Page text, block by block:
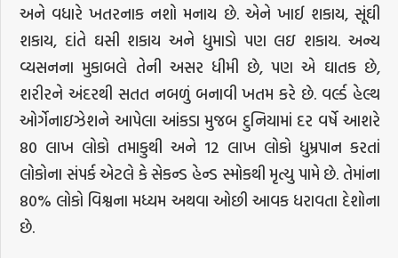
અને વધારે ખતરનાક નશો મનાય છે. એને ખાઈ શકાય, સૂંઘી
શકાય, દાંતે ઘસી શકાય અને ધુમાડો પણ લઇ શકાય. અન્ય
વ્યસનના મુકાબલે તેની અસર ધીમી છે, પણ એ ઘાતક છે,
શરીરને અંદરથી સતત નબળું બનાવી ખતમ કરે છે. વર્લ્ડ હેલ્થ
ઓર્ગેનાઇઝેશને આપેલા આંકડા મુજબ દુનિયામાં દર વર્ષે આશરે
80 લાખ લોકો તમાકુથી અને 12 લાખ લોકો ધુમ્રપાન કરતાં
લોકોના સંપર્ક એટલે કે સેકન્ડ હેન્ડ સ્મોકથી મૃત્યુ પામે છે. તેમાંના
80% લોકો વિશ્વના મધ્યમ અથવા ઓછી આવક ધરાવતા દેશોના
છે.